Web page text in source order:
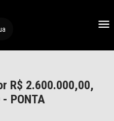
R$ 2.600.000,00,
PONTA